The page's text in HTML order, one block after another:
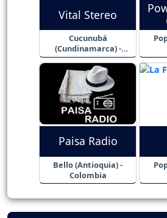
Vital Stereo
Cucunubá
(Cundinamarca) -
Colombia
Paisa Radio
Bello (Antioquia) -
Colombia